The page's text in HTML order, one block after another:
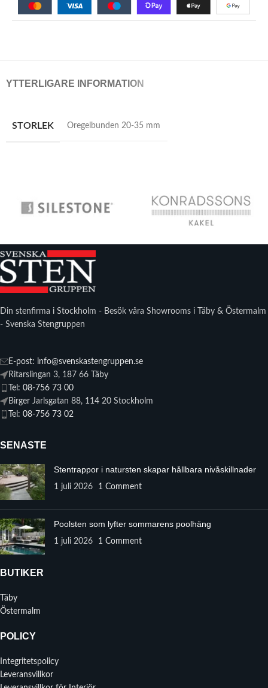
YTTERLIGARE INFORMATION
STORLEK Oregelbunden 20-35 mm
Din stenfirma i Stockholm - Besök våra Showrooms i Täby & Östermalm
- Svenska Stengruppen
E-post: info@svenskastengruppen.se
Ritarslingan 3, 187 66 Täby
Tel: 08-756 73 00
Birger Jarlsgatan 88, 114 20 Stockholm
Tel: 08-756 73 02
SENASTE
Stentrappor i natursten skapar hållbara nivåskillnader
1 juli 2026 1 Comment
Poolsten som lyfter sommarens poolhäng
1 juli 2026 1 Comment
BUTIKER
Täby
Östermalm
POLICY
Integritetspolicy
Leveransvillkor